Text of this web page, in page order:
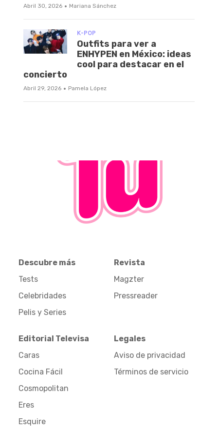
Abril 30, 2026 · Mariana Sánchez
K-POP
Outfits para ver a
ENHYPEN en México: ideas
cool para destacar en el
concierto
Abril 29, 2026 · Pamela López
Descubre más
Tests
Celebridades
Pelis y Series
Revista
Magzter
Pressreader
Editorial Televisa
Caras
Cocina Fácil
Cosmopolitan
Eres
Esquire
Legales
Aviso de privacidad
Términos de servicio